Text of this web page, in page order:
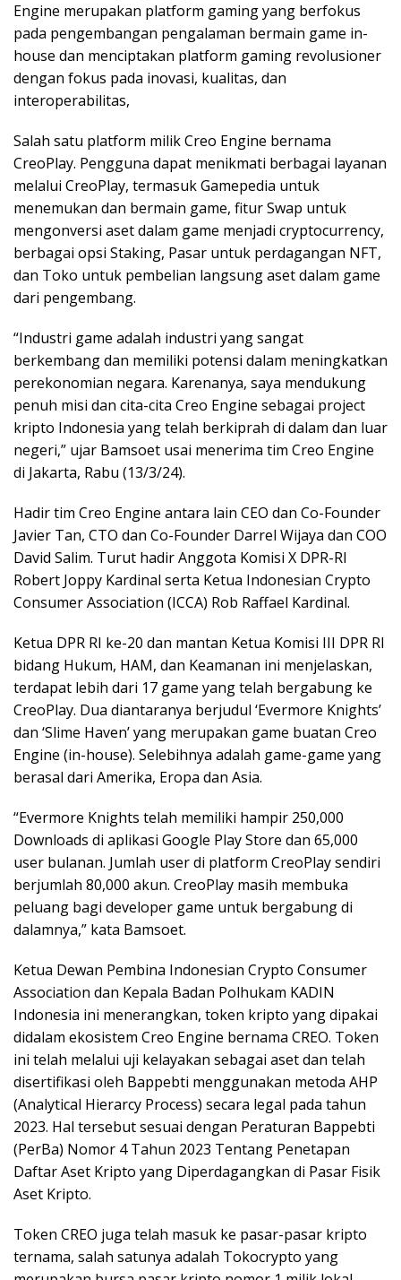
Engine merupakan platform gaming yang berfokus
pada pengembangan pengalaman bermain game in-
house dan menciptakan platform gaming revolusioner
dengan fokus pada inovasi, kualitas, dan
interoperabilitas,
Salah satu platform milik Creo Engine bernama
CreoPlay. Pengguna dapat menikmati berbagai layanan
melalui CreoPlay, termasuk Gamepedia untuk
menemukan dan bermain game, fitur Swap untuk
mengonversi aset dalam game menjadi cryptocurrency,
berbagai opsi Staking, Pasar untuk perdagangan NFT,
dan Toko untuk pembelian langsung aset dalam game
dari pengembang.
“Industri game adalah industri yang sangat
berkembang dan memiliki potensi dalam meningkatkan
perekonomian negara. Karenanya, saya mendukung
penuh misi dan cita-cita Creo Engine sebagai project
kripto Indonesia yang telah berkiprah di dalam dan luar
negeri,” ujar Bamsoet usai menerima tim Creo Engine
di Jakarta, Rabu (13/3/24).
Hadir tim Creo Engine antara lain CEO dan Co-Founder
Javier Tan, CTO dan Co-Founder Darrel Wijaya dan COO
David Salim. Turut hadir Anggota Komisi X DPR-RI
Robert Joppy Kardinal serta Ketua Indonesian Crypto
Consumer Association (ICCA) Rob Raffael Kardinal.
Ketua DPR RI ke-20 dan mantan Ketua Komisi III DPR RI
bidang Hukum, HAM, dan Keamanan ini menjelaskan,
terdapat lebih dari 17 game yang telah bergabung ke
CreoPlay. Dua diantaranya berjudul ‘Evermore Knights’
dan ‘Slime Haven’ yang merupakan game buatan Creo
Engine (in-house). Selebihnya adalah game-game yang
berasal dari Amerika, Eropa dan Asia.
“Evermore Knights telah memiliki hampir 250,000
Downloads di aplikasi Google Play Store dan 65,000
user bulanan. Jumlah user di platform CreoPlay sendiri
berjumlah 80,000 akun. CreoPlay masih membuka
peluang bagi developer game untuk bergabung di
dalamnya,” kata Bamsoet.
Ketua Dewan Pembina Indonesian Crypto Consumer
Association dan Kepala Badan Polhukam KADIN
Indonesia ini menerangkan, token kripto yang dipakai
didalam ekosistem Creo Engine bernama CREO. Token
ini telah melalui uji kelayakan sebagai aset dan telah
disertifikasi oleh Bappebti menggunakan metoda AHP
(Analytical Hierarcy Process) secara legal pada tahun
2023. Hal tersebut sesuai dengan Peraturan Bappebti
(PerBa) Nomor 4 Tahun 2023 Tentang Penetapan
Daftar Aset Kripto yang Diperdagangkan di Pasar Fisik
Aset Kripto.
Token CREO juga telah masuk ke pasar-pasar kripto
ternama, salah satunya adalah Tokocrypto yang